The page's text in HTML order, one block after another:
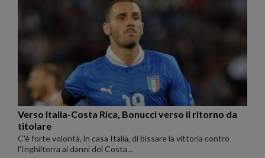
Verso Italia-Costa Rica, Bonucci verso il ritorno da
titolare
C'è forte volontà, in casa Italia, di bissare la vittoria contro
l'Inghilterra ai danni del Costa...